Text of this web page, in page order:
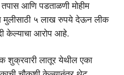
आणि पडताळणी मोहीम
मुलीसाठी ५ लाख रुपये देऊन लीक
केल्याचा आरोप आहे.
शुक्रवारी लातूर येथील एका